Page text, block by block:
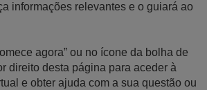
informações relevantes e o guiará ao
agora” ou no ícone da bolha de
direito desta página para aceder à
e obter ajuda com a sua questão ou